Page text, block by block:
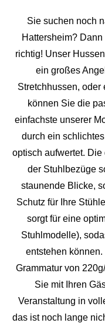
Sie suchen noch
Hattersheim?
richtig! Unser
ein großes
Stretchhussen,
können Sie die
einfachste unserer
durch ein
optisch aufwertet.
der Stuhlbezüge
staunende Blicke,
Schutz für Ihre
sorgt für eine
Stuhlmodelle),
entstehen
Grammatur von
Sie mit Ihren
Veranstaltung in
das ist noch lange